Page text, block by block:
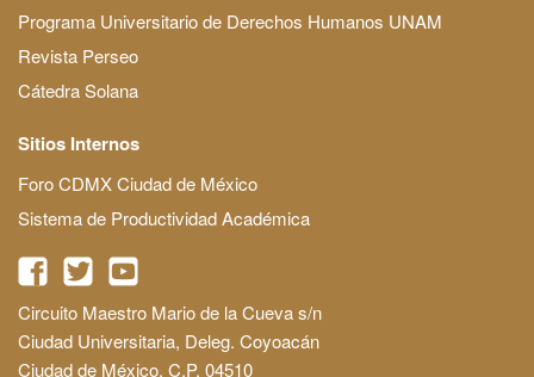
Programa Universitario de Derechos Humanos UNAM
Revista Perseo
Cátedra Solana
Sitios Internos
Foro CDMX Ciudad de México
Sistema de Productividad Académica
Circuito Maestro Mario de la Cueva s/n
Ciudad Universitaria, Deleg. Coyoacán
Ciudad de México, C.P. 04510